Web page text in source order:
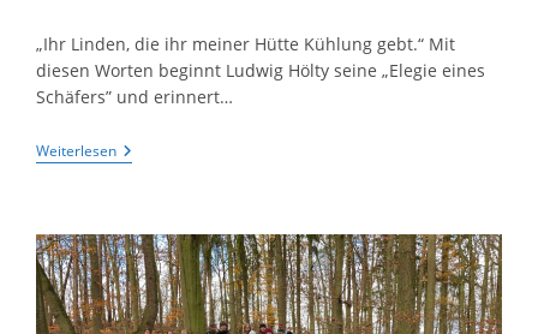
„Ihr Linden, die ihr meiner Hütte Kühlung gebt.“ Mit
diesen Worten beginnt Ludwig Hölty seine „Elegie eines
Schäfers” und erinnert…
WeiterlesenUnter
Den
Abschiedsgeschenk
Des
Hölty-
Gymnasiums
An